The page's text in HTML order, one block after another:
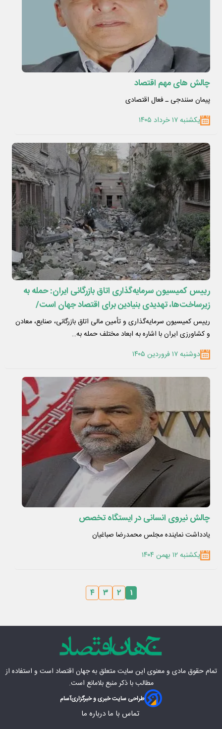
چالش های مهم اقتصاد
پیمان سنندجی ـ فعال اقتصادی
یکشنبه ۱۷ خرداد ۱۴۰۵
رییس کمیسیون سرمایه‌گذاری اتاق بازرگانی ایران: حمله به
زیرساخت‌ها، تهدیدی بنیادین برای اقتصاد جهان است/
وحدت، کلید عبور از چالش‌ها
رییس کمیسیون سرمایه‌گذاری و تأمین مالی اتاق بازرگانی، صنایع، معادن
و کشاورزی ایران با اشاره به ابعاد مختلف حمله به…
دوشنبه ۱۷ فروردین ۱۴۰۵
چالش نیروی انسانی در ایستگاه تخصص
یادداشت نماینده مجلس محمدرضا صباغیان
یکشنبه ۱۲ بهمن ۱۴۰۴
۱ ۲ ۳ ۴
تمام حقوق مادی‌ و معنوی این سایت متعلق بهجهان اقتصاد است و استفاده از
مطالب با ذکر منبع بلامانع است.
طراحی سایت خبری و خبرگزاریآسام
تماس با ما درباره ما